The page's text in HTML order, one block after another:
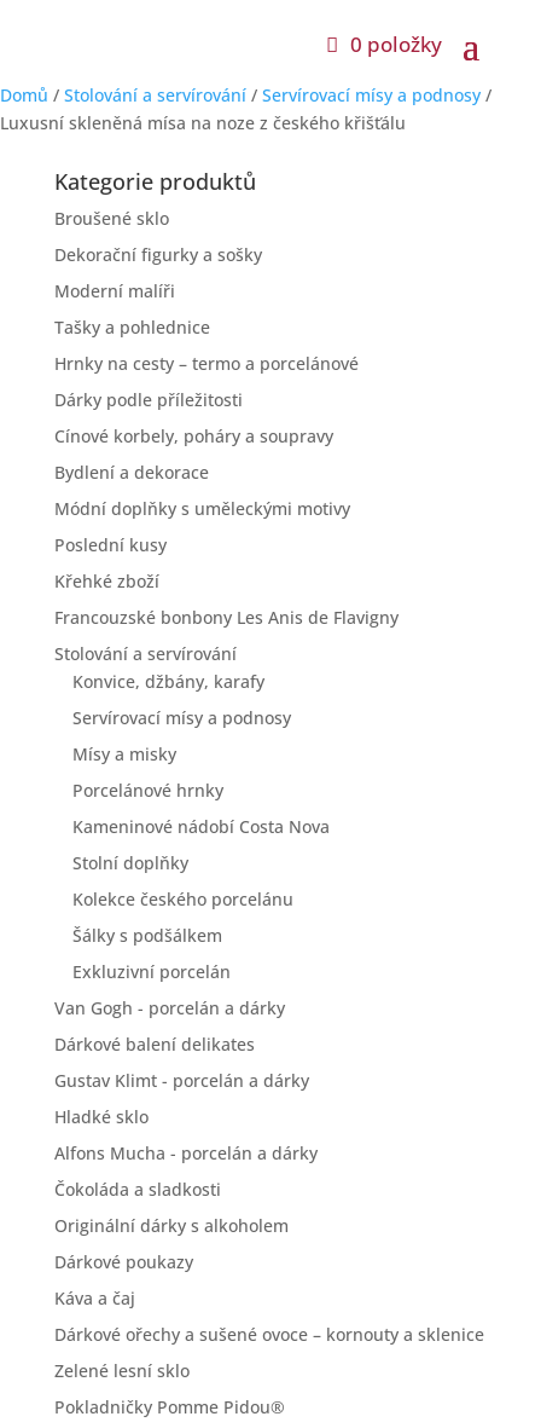
0 položky
Domů / Stolování a servírování / Servírovací mísy a podnosy /
Luxusní skleněná mísa na noze z českého křišťálu
Kategorie produktů
Broušené sklo
Dekorační figurky a sošky
Moderní malíři
Tašky a pohlednice
Hrnky na cesty – termo a porcelánové
Dárky podle příležitosti
Cínové korbely, poháry a soupravy
Bydlení a dekorace
Módní doplňky s uměleckými motivy
Poslední kusy
Křehké zboží
Francouzské bonbony Les Anis de Flavigny
Stolování a servírování
Konvice, džbány, karafy
Servírovací mísy a podnosy
Mísy a misky
Porcelánové hrnky
Kameninové nádobí Costa Nova
Stolní doplňky
Kolekce českého porcelánu
Šálky s podšálkem
Exkluzivní porcelán
Van Gogh - porcelán a dárky
Dárkové balení delikates
Gustav Klimt - porcelán a dárky
Hladké sklo
Alfons Mucha - porcelán a dárky
Čokoláda a sladkosti
Originální dárky s alkoholem
Dárkové poukazy
Káva a čaj
Dárkové ořechy a sušené ovoce – kornouty a sklenice
Zelené lesní sklo
Pokladničky Pomme Pidou®